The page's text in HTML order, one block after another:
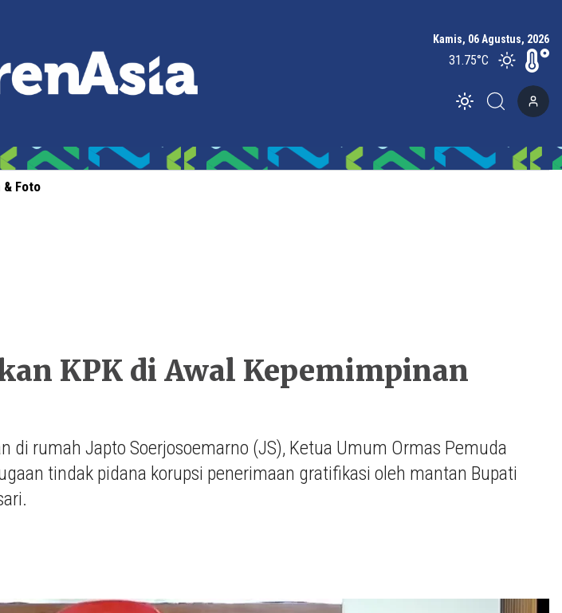
Kamis, 06 Agustus, 2026
31.75°C
Toggle theme
& Foto
KPK di Awal Kepemimpinan
di rumah Japto Soerjosoemarno (JS), Ketua Umum Ormas Pemuda
tindak pidana korupsi penerimaan gratifikasi oleh mantan Bupati